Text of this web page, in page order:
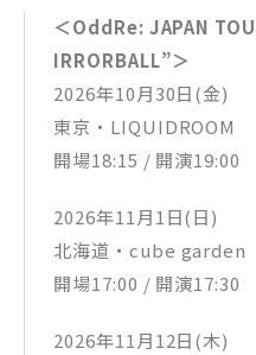
＜OddRe: JAPAN
IRRORBALL”＞
2026年10月30日(金)
東京・LIQUIDROOM
開場18:15 / 開演19:00
2026年11月1日(日)
北海道・cube garden
開場17:00 / 開演17:30
2026年11月12日(木)